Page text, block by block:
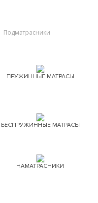
Подматрасники
ПРУЖИННЫЕ МАТРАСЫ
БЕСПРУЖИННЫЕ МАТРАСЫ
НАМАТРАСНИКИ